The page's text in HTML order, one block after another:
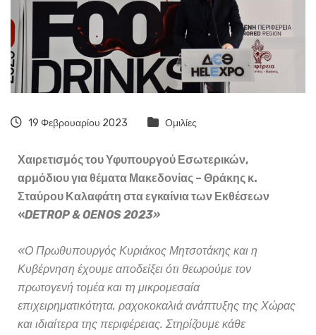
19 Φεβρουαρίου 2023 Ομιλίες
Χαιρετισμός του Υφυπουργού Εσωτερικών,
αρμόδιου για θέματα Μακεδονίας – Θράκης κ.
Σταύρου Καλαφάτη στα εγκαίνια των Εκθέσεων
«DETROP& OENOS2023»
«Ο Πρωθυπουργός Κυριάκος Μητσοτάκης και η
Κυβέρνηση έχουμε αποδείξει ότι θεωρούμε τον
πρωτογενή τομέα και τη μικρομεσαία
επιχειρηματικότητα, ραχοκοκαλιά ανάπτυξης της Χώρας
και ιδιαίτερα της περιφέρειας. Στηρίζουμε κάθε